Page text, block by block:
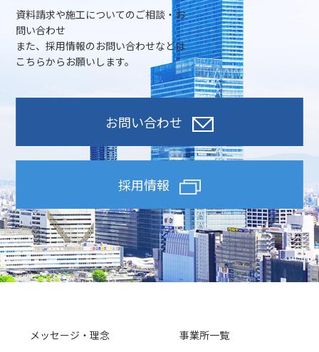
資料請求や施工についてのご相談・お
問い合わせ
また、採用情報のお問い合わせなどは
こちらからお願いします。
お問い合わせ
採用情報
メッセージ・理念 事業所一覧